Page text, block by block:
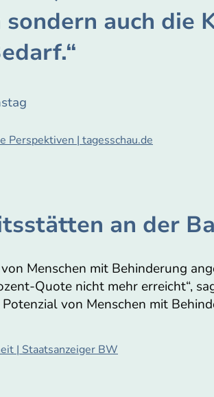
auch die
| tagesschau.de
an der
Menschen mit Behinderung
Quote nicht mehr erreicht“,
von Menschen mit
| Staatsanzeiger BW